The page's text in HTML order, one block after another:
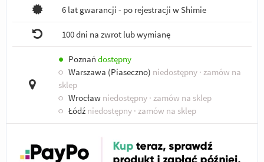
6 lat gwarancji - po rejestracji w Shimie
100 dni na zwrot lub wymianę
● Poznań dostępny
○ Warszawa (Piaseczno) niedostępny · zamów na
sklep
○ Wrocław niedostępny · zamów na sklep
○ Łódź niedostępny · zamów na sklep